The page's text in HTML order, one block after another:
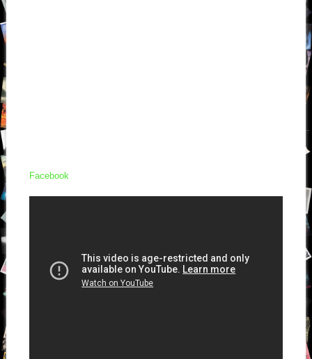
Facebook